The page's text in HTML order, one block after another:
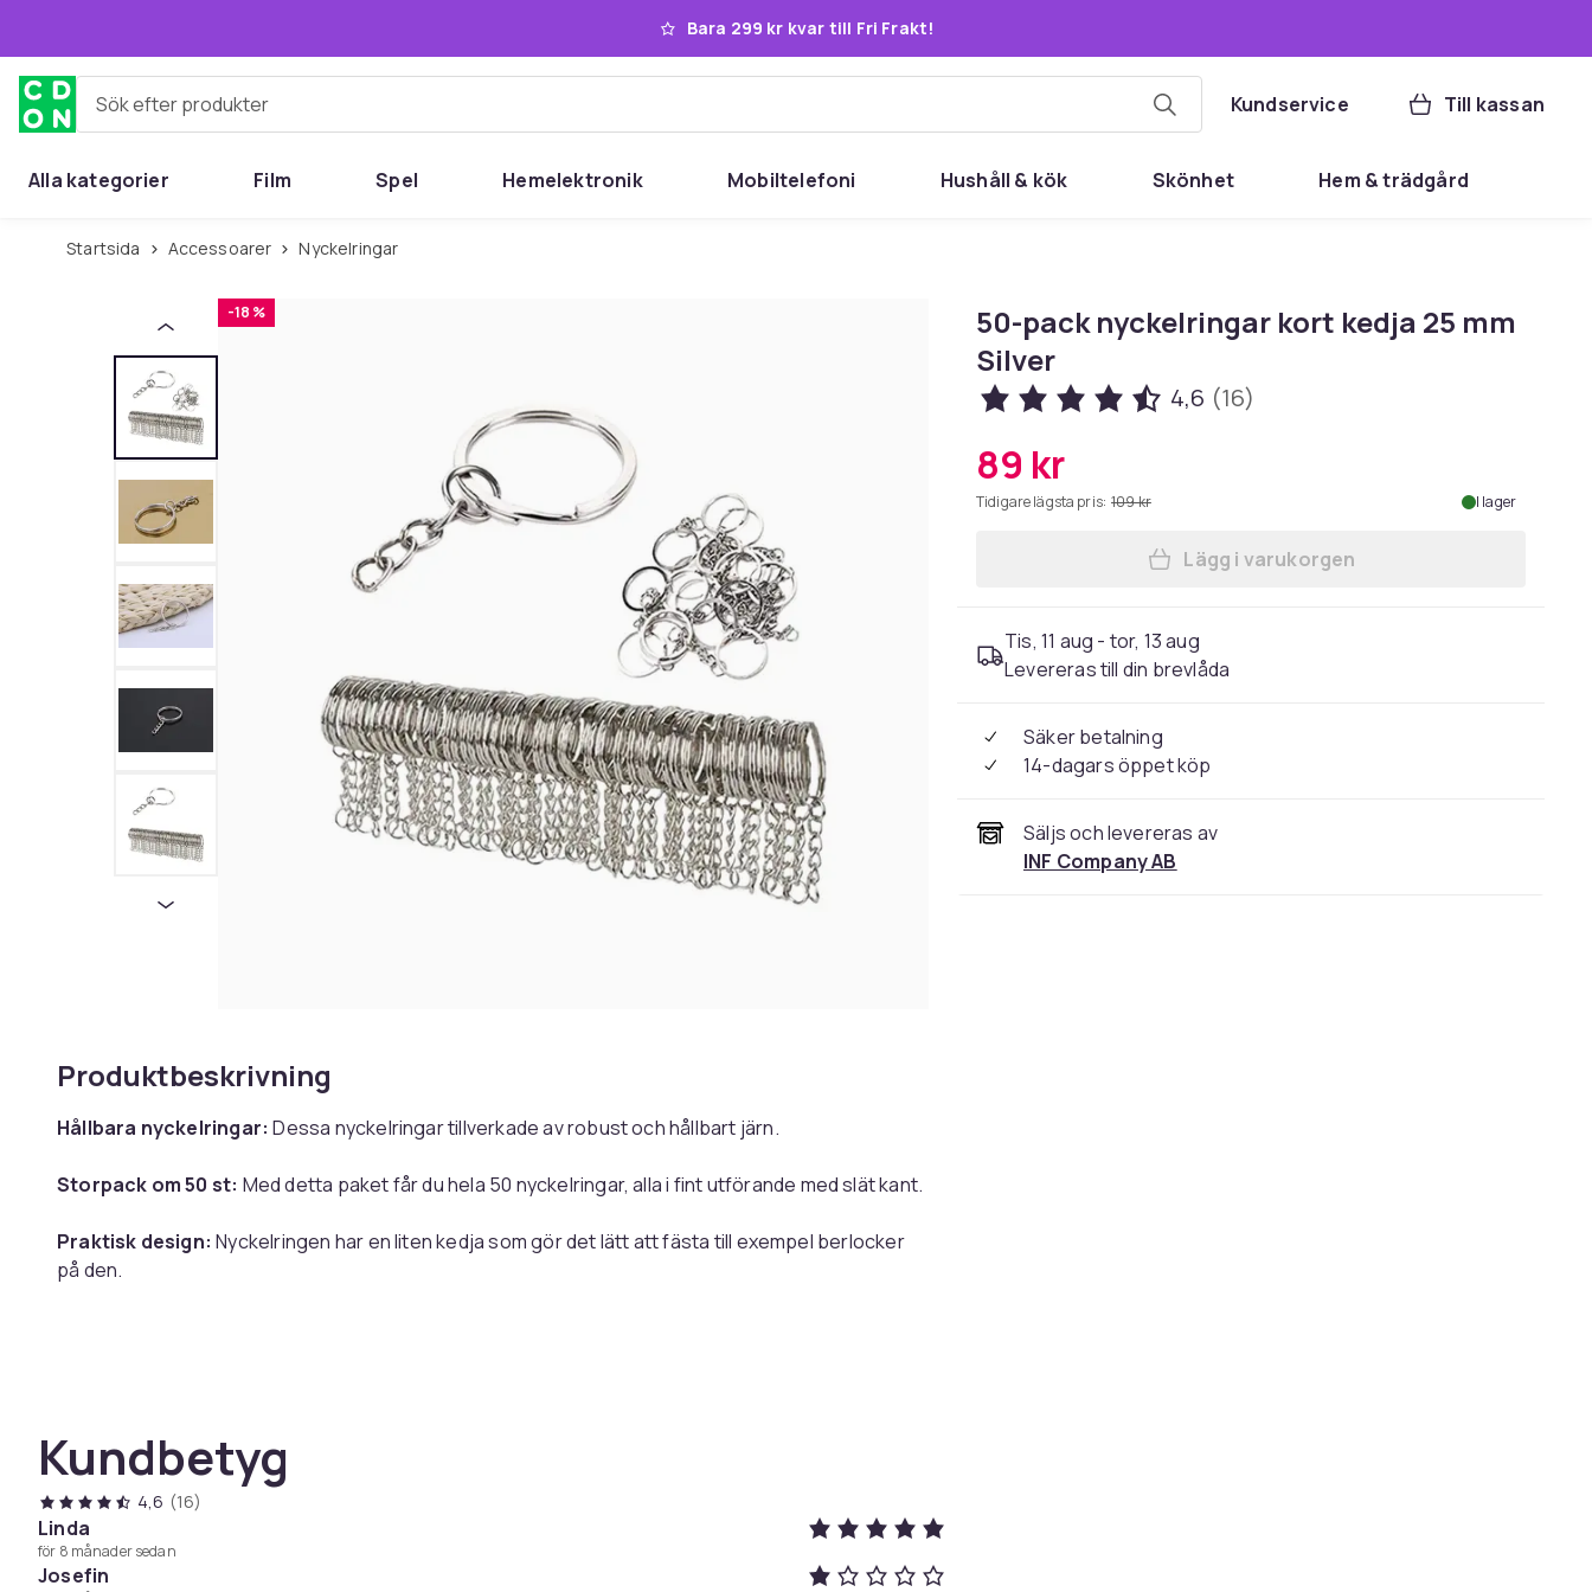
Bara 299 kr kvar till Fri Frakt!
Sök efter produkter Kundservice Till kassan
Alla kategorier Film Spel Hemelektronik Mobiltelefoni Hushåll & kök Skönhet Hem & trädgård
Startsida Accessoarer Nyckelringar
-18 %
Produktbeskrivning
Hållbara nyckelringar:Dessa nyckelringar tillverkade av robust och hållbart järn.
Storpack om 50 st: Med detta paket får du hela 50 nyckelringar, alla i fint utförande med slät kant.
Praktisk design:Nyckelringen har en liten kedja som gör det lätt att fästa till exempel berlocker
på den.
Ringdiameter: 25 mm
Ringtjocklek: 2,4 mm
Kedjelängd: 55 mm
Material: Järn
Paketet inkluderar:
Kundbetyg
4,6 (16)
Linda
för 8 månader sedan
Josefin
50-pack nyckelringar kort kedja 25 mm
Silver
4,6 (16)
89 kr
Tidigare lägsta pris: 109 kr I lager
Lägg till 50-pack nyckelringar kort
Lägg i varukorgen
Tis, 11 aug - tor, 13 aug
Levereras till din brevlåda
Säker betalning
14-dagars öppet köp
Säljs och levereras av
INF Company AB